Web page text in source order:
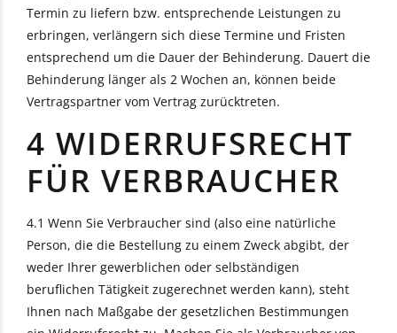
Termin zu liefern bzw. entsprechende Leistungen zu
erbringen, verlängern sich diese Termine und Fristen
entsprechend um die Dauer der Behinderung. Dauert die
Behinderung länger als 2 Wochen an, können beide
Vertragspartner vom Vertrag zurücktreten.
4 WIDERRUFSRECHT
FÜR VERBRAUCHER
4.1 Wenn Sie Verbraucher sind (also eine natürliche
Person, die die Bestellung zu einem Zweck abgibt, der
weder Ihrer gewerblichen oder selbständigen
beruflichen Tätigkeit zugerechnet werden kann), steht
Ihnen nach Maßgabe der gesetzlichen Bestimmungen